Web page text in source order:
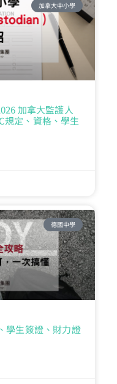
加拿大中小學
加拿大監護人
規定、資格、學生
德國中學
學生簽證、財力證